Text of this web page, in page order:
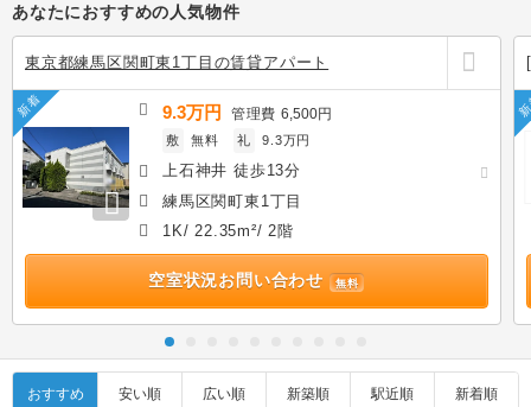
あなたにおすすめの人気物件
東京都練馬区関町東1丁目の賃貸アパート
新着 9.3万円 管理費6,500円
敷 無料 礼 9.3万円
上石神井 徒歩13分
練馬区関町東1丁目
1K/ 22.35m²/ 2階
空室状況お問い合わせ 無料
おすすめ 安い順 広い順 新築順 駅近順 新着順